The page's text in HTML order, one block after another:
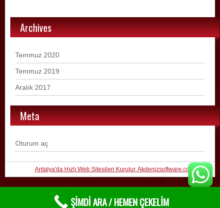
Archives
Temmuz 2020
Temmuz 2019
Aralık 2017
Meta
Oturum aç
Antalya'da Hızlı Web Sitesileri Kurulur. Akdenizsoftware.com 2019
ŞİMDİ ARA / HEMEN ÇEKELİM